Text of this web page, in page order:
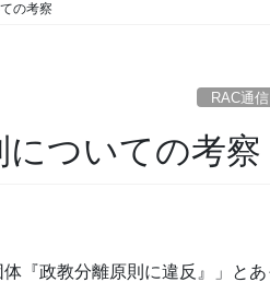
の考察
RAC通
ついての考察
体 『政教分離原則に違反』」とあ